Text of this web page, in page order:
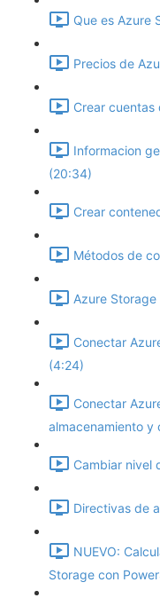
Que es Azure
Precios de
Crear cuentas
Informacion
(20:34)
Crear
Métodos de
Azure
Conectar
(4:24)
Conectar
almacenamiento y
Cambiar nivel
Directivas de
NUEVO:
Storage con